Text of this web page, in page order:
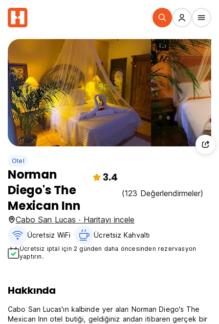
Otel
Norman
Diego's The
Mexican Inn
3.4
(123 Değerlendirmeler)
Cabo San Lucas · Haritayı incele
Ücretsiz WiFi Ücretsiz Kahvaltı‎
Ücretsiz iptal için 2 günden daha öncesinden rezervasyon
yaptırın.
Hakkında
Cabo San Lucas'ın kalbinde yer alan Norman Diego's The
Mexican Inn otel butiği, geldiğiniz andan itibaren gerçek bir